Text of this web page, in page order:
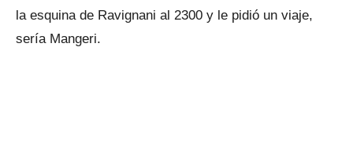
la esquina de Ravignani al 2300 y le pidió un viaje,
sería Mangeri.